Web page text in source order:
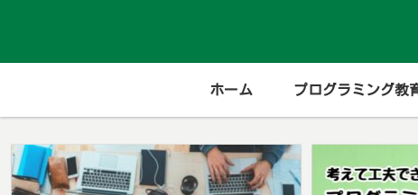
ホーム プログラミング教